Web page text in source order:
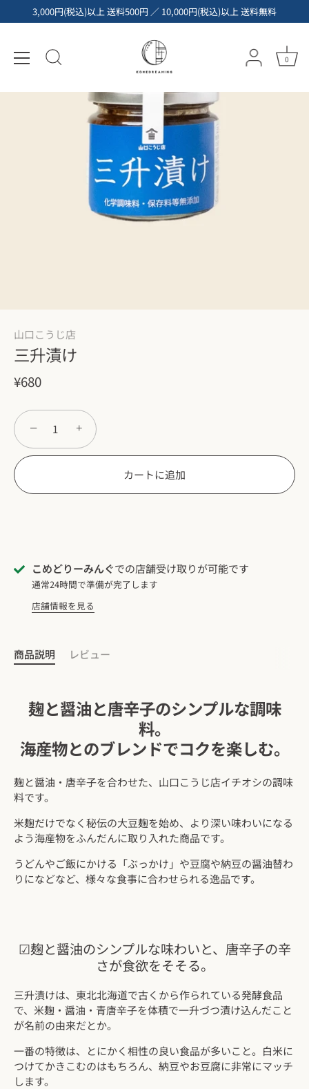
ン
3,000円(税込)以上 送料500円 ／ 10,000円(税込)以上 送料無料
0
山口こうじ店
三升漬け
¥680
− +
カートに追加
こめどりーみんぐでの店舗受け取りが可能です
通常24時間で準備が完了します
店舗情報を見る
商品説明 レビュー
麹と醤油と唐辛子のシンプルな調味
料。
海産物とのブレンドでコクを楽しむ。
麹と醤油・唐辛子を合わせた、山口こうじ店イチオシの調味
料です。
米麹だけでなく秘伝の大豆麹を始め、より深い味わいになる
よう海産物をふんだんに取り入れた商品です。
うどんやご飯にかける「ぶっかけ」や豆腐や納豆の醤油替わ
りになどなど、様々な食事に合わせられる逸品です。
☑麹と醤油のシンプルな味わいと、唐辛子の辛
さが食欲をそそる。
三升漬けは、東北北海道で古くから作られている発酵食品
で、米麹・醤油・青唐辛子を体積で一升づつ漬け込んだこと
が名前の由来だとか。
一番の特徴は、とにかく相性の良い食品が多いこと。 白米に
つけてかきこむのはもちろん、納豆やお豆腐に非常にマッチ
します。